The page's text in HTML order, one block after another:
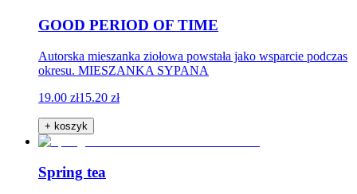
GOOD PERIOD OF TIME
Autorska mieszanka ziołowa powstała jako wsparcie podczas
okresu. MIESZANKA SYPANA
19.00 zł15.20 zł
+ koszyk
Spring tea